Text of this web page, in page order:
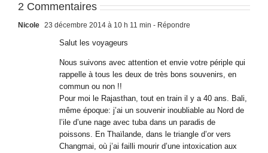
2 Commentaires
Nicole 23 décembre 2014 à 10 h 11 min - Répondre
Salut les voyageurs
Nous suivons avec attention et envie votre périple qui
rappelle à tous les deux de très bons souvenirs, en
commun ou non !!
Pour moi le Rajasthan, tout en train il y a 40 ans. Bali,
même époque: j’ai un souvenir inoubliable au Nord de
l’ile d’une nage avec tuba dans un paradis de
poissons. En Thaïlande, dans le triangle d’or vers
Changmai, où j’ai failli mourir d’une intoxication aux